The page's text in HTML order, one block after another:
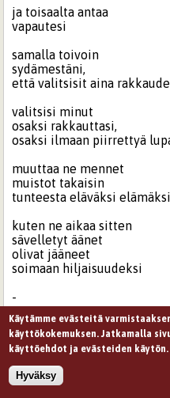
ja toisaalta
vapautesi
samalla toivoin
sydämestäni,
että valitsisit aina
valitsisi minut
osaksi rakkauttasi,
osaksi ilmaan piirrettyä
muuttaa ne mennet
muistot takaisin
tunteesta eläväksi elämäksi
kuten ne aikaa sitten
sävelletyt äänet
olivat jääneet
soimaan hiljaisuudeksi
-
mitä niissä sanottiinkaan
olkaa rohkeita ja
uskokaa rakkauteenne
Käytämme evästeitä
käyttökokemuksen. Jatkamalla
käyttöehdot ja evästeiden käytön.
Hyväksy